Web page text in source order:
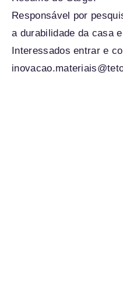
Responsável por
a durabilidade da casa
Interessados entrar e